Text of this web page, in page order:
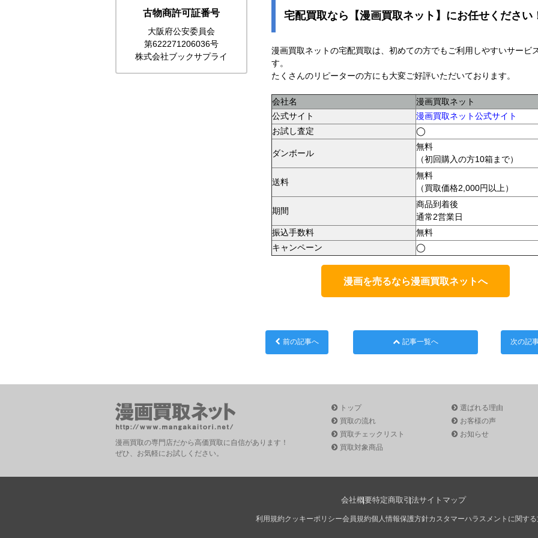
宅配買取なら【漫画買取ネット】にお任せください
漫画買取ネットの宅配買取は、初めての方でもご利用しやすいサービ
す。
たくさんのリピーターの方にも大変ご好評いただいております。
会社名
漫画買取ネット
公式サイト
漫画買取ネット公式サイト
お試し査定
◯
ダンボール
無料
（初回購入の方10箱まで）
送料
無料
（買取価格2,000円以上）
期間
商品到着後
通常2営業日
振込手数料
無料
キャンペーン
◯
漫画を売るなら漫画買取ネットへ
前の記事へ 記事一覧へ 次の記
古物商許可証番号
大阪府公安委員会
第622271206036号
株式会社ブックサプライ
漫画買取の専門店だから高価買取に自信があります！
ぜひ、お気軽にお試しください。
トップ
買取の流れ
買取チェックリスト
買取対象商品
選ばれる理由
お客様の声
お知らせ
会社概要特定商取引法サイトマップ
利用規約クッキーポリシー会員規約個人情報保護方針カスタマーハラスメントに関す